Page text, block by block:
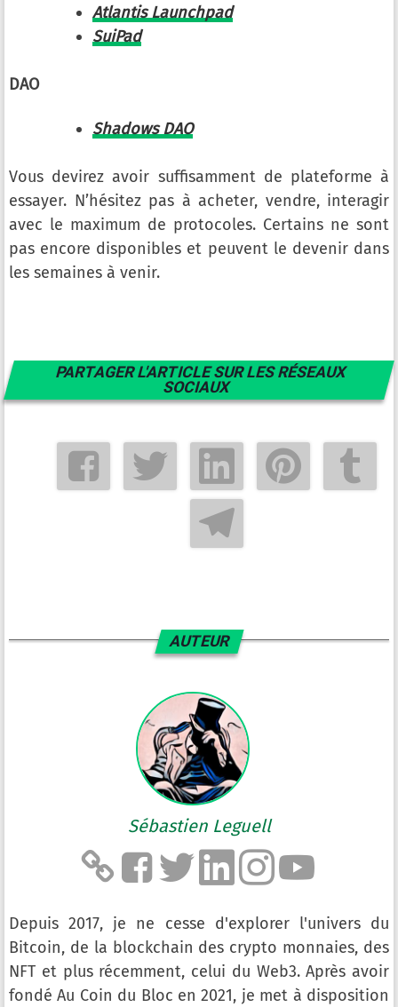
Atlantis Launchpad
SuiPad
DAO
Shadows DAO
Vous devirez avoir suffisamment de plateforme à
essayer. N’hésitez pas à acheter, vendre, interagir
avec le maximum de protocoles. Certains ne sont
pas encore disponibles et peuvent le devenir dans
les semaines à venir.
PARTAGER L'ARTICLE SUR LES RÉSEAUX
SOCIAUX
AUTEUR
Sébastien Leguell
Depuis 2017, je ne cesse d'explorer l'univers du
Bitcoin, de la blockchain des crypto monnaies, des
NFT et plus récemment, celui du Web3. Après avoir
fondé Au Coin du Bloc en 2021, je met à disposition